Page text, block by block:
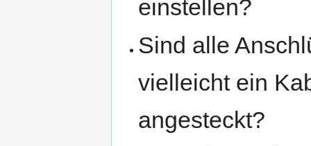
einstellen?
Sind alle
vielleicht ein
angesteckt?